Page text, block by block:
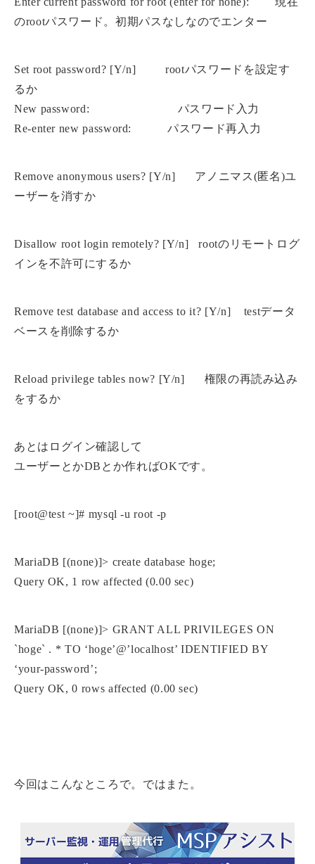
のrootパスワード。初期パスなしなのでエンター
Set root password? [Y/n] rootパスワードを設定す
るか
New password: パスワード入力
Re-enter new password: パスワード再入力
Remove anonymous users? [Y/n] アノニマス(匿名)ユ
ーザーを消すか
Disallow root login remotely? [Y/n] rootのリモートログ
インを不許可にするか
Remove test database and access to it? [Y/n] testデータ
ベースを削除するか
Reload privilege tables now? [Y/n] 権限の再読み込み
をするか
あとはログイン確認して
ユーザーとかDBとか作ればOKです。
[root@test ~]# mysql -u root -p
MariaDB [(none)]> create database hoge;
Query OK, 1 row affected (0.00 sec)
MariaDB [(none)]> GRANT ALL PRIVILEGES ON
`hoge` . * TO ‘hoge’@’localhost’ IDENTIFIED BY
‘your-password’;
Query OK, 0 rows affected (0.00 sec)
今回はこんなところで。ではまた。